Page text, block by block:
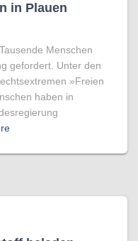
in Plauen
Menschen
gefordert. Unter den
»Freien
haben in